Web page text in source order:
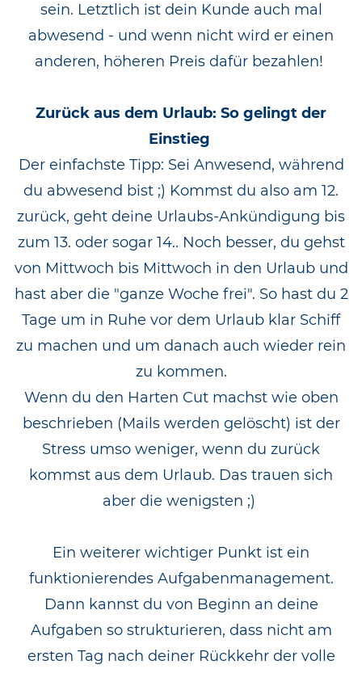
sein. Letztlich ist dein Kunde auch mal
abwesend - und wenn nicht wird er einen
anderen, höheren Preis dafür bezahlen!
Zurück aus dem Urlaub: So gelingt der
Einstieg
Der einfachste Tipp: Sei Anwesend, während
du abwesend bist ;) Kommst du also am 12.
zurück, geht deine Urlaubs-Ankündigung bis
zum 13. oder sogar 14.. Noch besser, du gehst
von Mittwoch bis Mittwoch in den Urlaub und
hast aber die "ganze Woche frei". So hast du 2
Tage um in Ruhe vor dem Urlaub klar Schiff
zu machen und um danach auch wieder rein
zu kommen.
Wenn du den Harten Cut machst wie oben
beschrieben (Mails werden gelöscht) ist der
Stress umso weniger, wenn du zurück
kommst aus dem Urlaub. Das trauen sich
aber die wenigsten ;)
Ein weiterer wichtiger Punkt ist ein
funktionierendes Aufgabenmanagement.
Dann kannst du von Beginn an deine
Aufgaben so strukturieren, dass nicht am
ersten Tag nach deiner Rückkehr der volle